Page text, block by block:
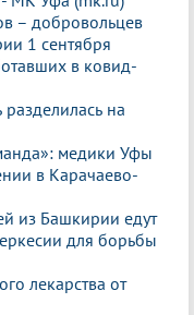
– добровольцев
1 сентября
в ковид-
на
медики Уфы
в Карачаево-
из Башкирии едут
для борьбы
лекарства от